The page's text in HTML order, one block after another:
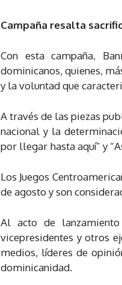
Campaña resalta
Con esta campaña,
dominicanos, quienes,
y la voluntad que
A través de las piezas
nacional y la
por llegar hasta aquí” y
Los Juegos
de agosto y son
Al acto de
vicepresidentes y otros
medios, líderes de
dominicanidad.